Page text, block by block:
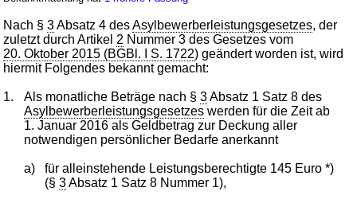
Nach §3Absatz 4 desAsylbewerberleistungsgesetzes, der
zuletzt durch Artikel 2 Nummer 3 des Gesetzes vom
20. Oktober 2015 (BGBl. I S. 1722) geändert worden ist, wird
hiermit Folgendes bekannt gemacht:
1. Als monatliche Beträge nach §3Absatz 1 Satz 8 des
Asylbewerberleistungsgesetzes werden für die Zeit ab
1. Januar 2016 als Geldbetrag zur Deckung aller
notwendigen persönlicher Bedarfe anerkannt
a)
für alleinstehende Leistungsberechtigte 145 Euro *)
(§ 3Absatz 1 Satz 8 Nummer 1),